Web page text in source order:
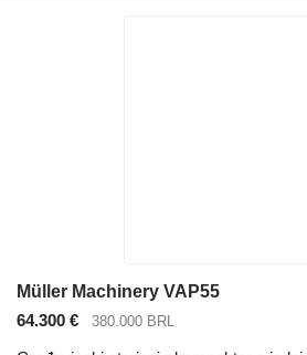
Müller Machinery VAP55
64.300 €
380.000 BRL